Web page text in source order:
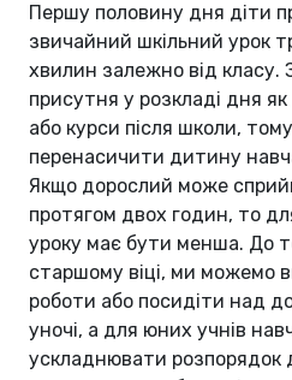
Першу половину дня діти
звичайний шкільний урок
хвилин залежно від класу.
присутня у розкладі дня
або курси після школи,
перенасичити дитину
Якщо дорослий може
протягом двох годин, то
уроку має бути менша. До
старшому віці, ми можемо
роботи або посидіти над
уночі, а для юних учнів
ускладнювати розпорядок